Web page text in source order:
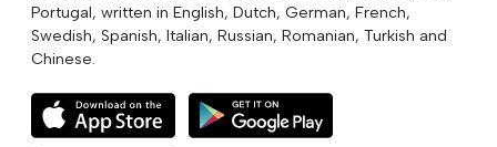
Portugal, written in English, Dutch, German, French,
Swedish, Spanish, Italian, Russian, Romanian, Turkish and
Chinese.